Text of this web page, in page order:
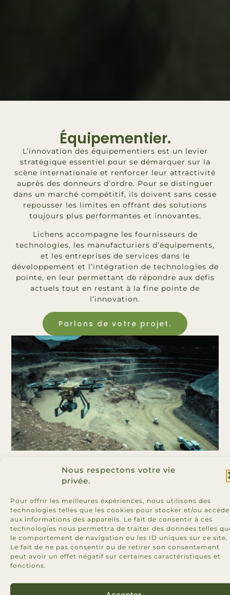
Nous respectons votre vie
privée.
Pour offrir les meilleures expériences, nous utilisons des
technologies telles que les cookies pour stocker et/ou
aux informations des appareils. Le fait de consentir à ces
technologies nous permettra de traiter des données telles
le comportement de navigation ou les ID uniques sur ce site.
Le fait de ne pas consentir ou de retirer son consentement
peut avoir un effet négatif sur certaines caractéristiques et
fonctions.
Équipementier.
L’innovation des équipementiers est un levier
stratégique essentiel pour se démarquer sur la
scène internationale et renforcer leur attractivité
auprès des donneurs d’ordre. Pour se distinguer
dans un marché compétitif, ils doivent sans cesse
repousser les limites en offrant des solutions
toujours plus performantes et innovantes.
Lichens accompagne les fournisseurs de
technologies, les manufacturiers d’équipements,
et les entreprises de services dans le
développement et l’intégration de technologies de
pointe, en leur permettant de répondre aux défis
actuels tout en restant à la fine pointe de
l’innovation.
Parlons de votre projet.